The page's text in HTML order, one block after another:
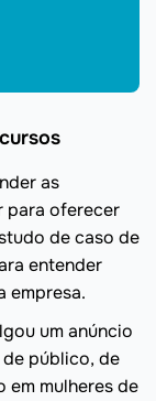
as
para oferecer
de caso de
entender
empresa.
um anúncio
público, de
em mulheres de